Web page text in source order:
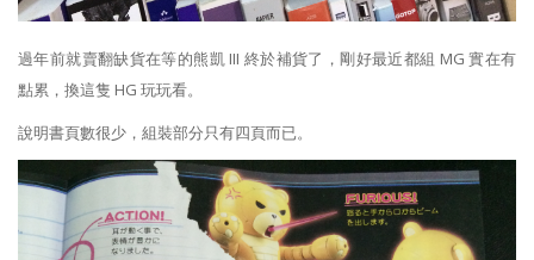
過年前就賣翻缺貨在等的熊凱 III 終於補貨了，剛好最近都組 MG 實在有
點累，換這隻 HG 玩玩看。
說明書頁數很少，組裝部分只有四頁而已。